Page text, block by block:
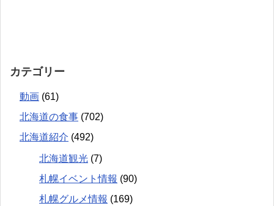
カテゴリー
動画 (61)
北海道の食事 (702)
北海道紹介 (492)
北海道観光 (7)
札幌イベント情報 (90)
札幌グルメ情報 (169)